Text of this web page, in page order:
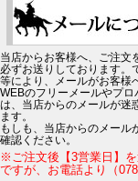
当店からお客様へ、ご注文
必ずお送りしております。
等により、メールがお客様
WEBのフリーメールやプ
は、当店からのメールが迷
ます。
もしも、当店からのメール
確認ください。
※ご注文後【3営業日】
ですが、お電話より（